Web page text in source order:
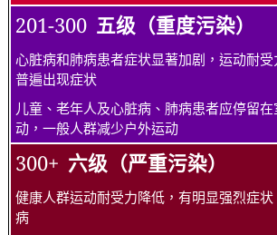
201-300 五级（重度污染）
心脏病和肺病患者症状显著加剧，运动耐
普遍出现症状
儿童、老年人及心脏病、肺病患者应停留
动，一般人群减少户外运动
300+ 六级（严重污染）
健康人群运动耐受力降低，有明显强烈症
病